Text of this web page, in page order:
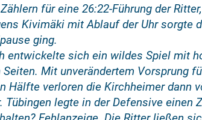
für eine 26:22-Führung der
Kivimäki mit Ablauf der Uhr sorgte
ging.
entwickelte sich ein wildes Spiel mit
Seiten. Mit unverändertem Vorsprung
Hälfte verloren die Kirchheimer dann
Tübingen legte in der Defensive